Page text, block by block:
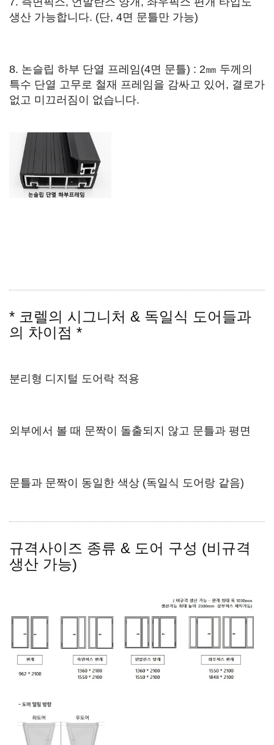
생산 가능합니다. (단, 4면 문틀만 가능)
8. 논슬립 하부 단열 프레임(4면 문틀) : 2㎜ 두께의
특수 단열 고무로 철재 프레임을 감싸고 있어, 결로가
없고 미끄러짐이 없습니다.
* 코렐의 시그니처 & 독일식 도어들과
의 차이점 *
분리형 디지털 도어락 적용
외부에서 볼 때 문짝이 돌출되지 않고 문틀과 평면
문틀과 문짝이 동일한 색상 (독일식 도어랑 같음)
규격사이즈 종류 & 도어 구성 (비규격
생산 가능)